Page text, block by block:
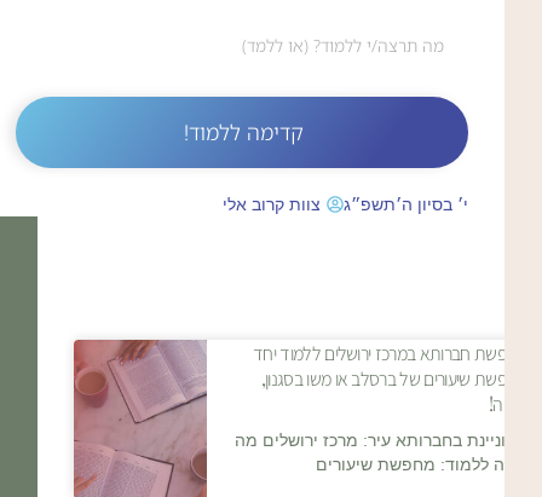
קדימה ללמוד!
י׳ בסיון ה׳תשפ״ג צוות קרוב אלי
מחפשת חברותא במרכז ירושלים ללמוד יחד
מחפשת שיעורים של ברסלב או משו בסגנון,
תודה!
מעוניינת בחברותא עיר: מרכז ירושלים מה
רוצה ללמוד: מחפשת שיעורים